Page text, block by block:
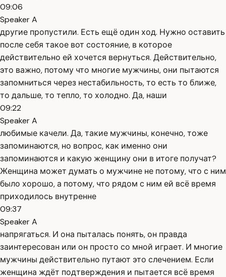
09:06
Speaker A
другие пропустили. Есть ещё один ход. Нужно оставить
после себя такое вот состояние, в которое
действительно ей хочется вернуться. Действительно,
это важно, потому что многие мужчины, они пытаются
запомниться через нестабильность, то есть то ближе,
то дальше, то тепло, то холодно. Да, наши
09:22
Speaker A
любимые качели. Да, такие мужчины, конечно, тоже
запоминаются, но вопрос, как именно они
запоминаются и какую женщину они в итоге получат?
Женщина может думать о мужчине не потому, что с ним
было хорошо, а потому, что рядом с ним ей всё время
приходилось внутренне
09:37
Speaker A
напрягаться. И она пыталась понять, он правда
заинтересован или он просто со мной играет. И многие
мужчины действительно путают это слечением. Если
женщина ждёт подтверждения и пытается всё время